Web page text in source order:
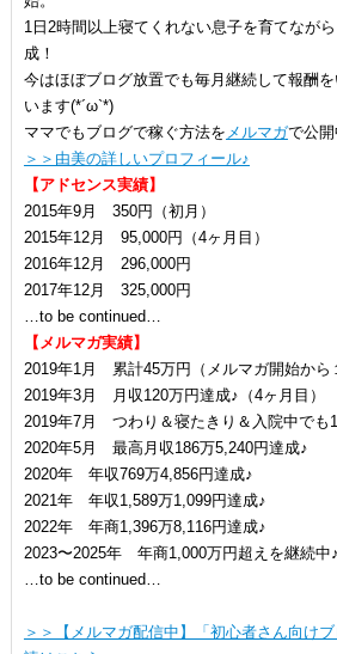
1日2時間以上寝てくれない息子を育てながら
成！
今はほぼブログ放置でも毎月継続して報酬
います(*´ω`*)
ママでもブログで稼ぐ方法を メルマガで公開
＞＞由美の詳しいプロフィール♪
【アドセンス実績】
2015年9月 350円（初月）
2015年12月 95,000円（4ヶ月目）
2016年12月 296,000円
2017年12月 325,000円
…to be continued…
【メルマガ実績】
2019年1月 累計45万円（メルマガ開始から
2019年3月 月収120万円達成♪（4ヶ月目）
2019年7月 つわり＆寝たきり＆入院中でも
2020年5月 最高月収186万5,240円達成♪
2020年 年収769万4,856円達成♪
2021年 年収1,589万1,099円達成♪
2022年 年商1,396万8,116円達成♪
2023〜2025年 年商1,000万円超えを継続中♪
…to be continued…
＞＞【メルマガ配信中】「初心者さん向け